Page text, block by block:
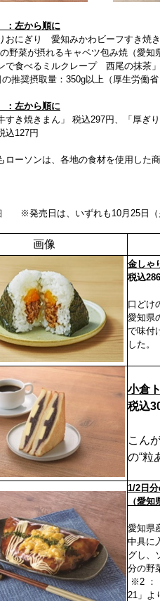
左から順に
おにぎり 愛知みかわビーフすき焼
の野菜が摂れるキャベツ包み焼（愛
で食べるミルクレープ 西尾の抹茶
推奨摂取量：350g以上（厚生労働省
左から順に
すき焼きまん」 税込297円、「厚ぎ
込127円
ローソンは、各地の食材を使用した
※発売日は、いずれも10月25日（
画像
金しゃ
税込
口どけ
愛知県
で味付
した。
小倉
税込
こん
の“粒
1/2日
（愛知
愛知県
中具に
グし、
分の野
※2 ：
21」よ